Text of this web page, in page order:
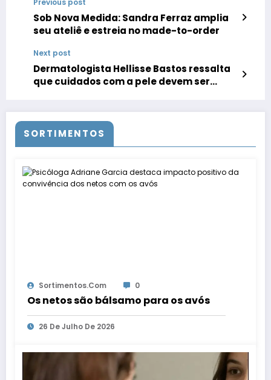
Previous post
Sob Nova Medida: Sandra Ferraz amplia
seu ateliê e estreia no made-to-order
Next post
Dermatologista Hellisse Bastos ressalta
que cuidados com a pele devem ser
SORTIMENTOS
Sortimentos.com 0
Os netos são bálsamo para os avós
26 De Julho De 2026